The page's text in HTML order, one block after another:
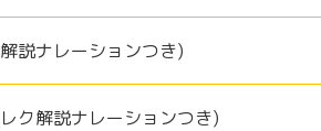
説ナレーションつき)
ク解説ナレーションつき)